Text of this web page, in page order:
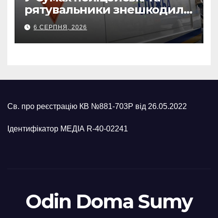
рятувальники знешкодили
500-кілограмову авіабомбу
росіян
6 СЕРПНЯ, 2026
Св. про реєстрацію КВ №881-703Р від 26.05.2022
Ідентифікатор МЕДІА R-40-02241
Odin Doma Sumy